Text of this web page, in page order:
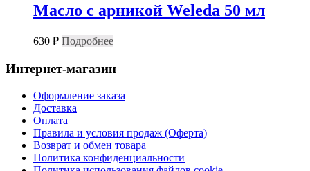
Масло с арникой Weleda 50 мл
630 ₽ Подробнее
Интернет-магазин
Оформление заказа
Доставка
Оплата
Правила и условия продаж (Оферта)
Возврат и обмен товара
Политика конфиденциальности